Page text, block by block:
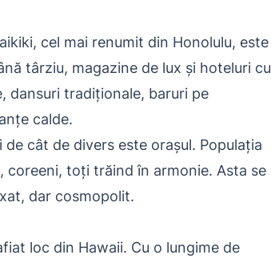
cel mai renumit din Honolulu, este
târziu, magazine de lux și hoteluri cu
dansuri tradiționale, baruri pe
calde.
cât de divers este orașul. Populația
coreeni, toți trăind în armonie. Asta se
dar cosmopolit.
loc din Hawaii. Cu o lungime de